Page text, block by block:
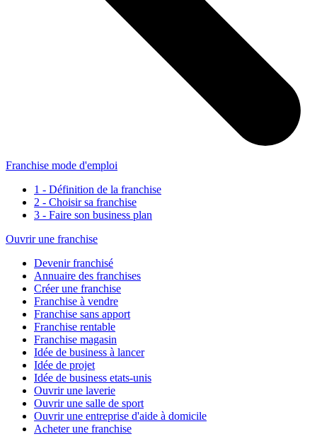
Franchise mode d'emploi
1 - Définition de la franchise
2 - Choisir sa franchise
3 - Faire son business plan
Ouvrir une franchise
Devenir franchisé
Annuaire des franchises
Créer une franchise
Franchise à vendre
Franchise sans apport
Franchise rentable
Franchise magasin
Idée de business à lancer
Idée de projet
Idée de business etats-unis
Ouvrir une laverie
Ouvrir une salle de sport
Ouvrir une entreprise d'aide à domicile
Acheter une franchise